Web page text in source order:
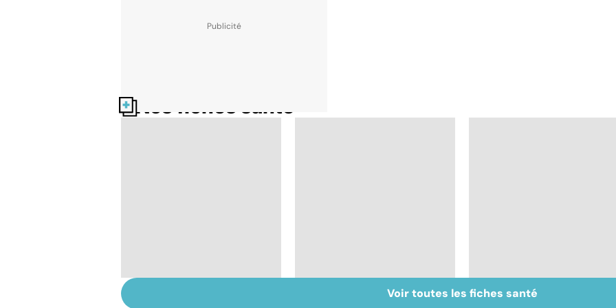
Nos fiches santé
Sexualité, infertilité
Acupuncture :
Voir toutes les fiches santé